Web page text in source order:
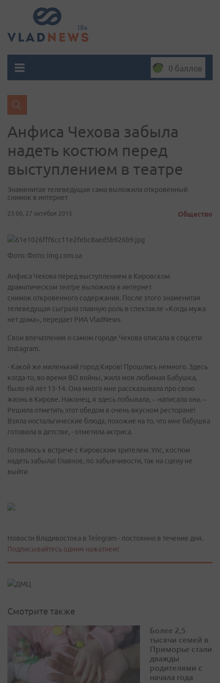
0 баллов
Анфиса Чехова забыла
надеть костюм перед
выступлением в театре
Знаменитая телеведущая сама выложила откровенный
снимок в интернет
23:00, 27 октября 2015 Общество
Фото: Фото: img.com.ua
Анфиса Чехова перед выступлением в Кировском
драматическом театре выложила в интернет
снимок откровенного содержания. После этого знаменитая
телеведущая сыграла главную роль в спектакле «Когда мужа
нет дома», передает РИА VladNews.
Свои впечатления о самом городе Чехова описала в соцсети
Instagram.
- Какой же миленький город Киров! Прошлись немного. Здесь
когда-то, во время ВО войны, жила моя любимая Бабушка,
было ей лет 13-14. Она много мне рассказывала про свою
жизнь в Кирове. Наконец, я здесь побывала, – написала она. –
Решила отметить этот обедом в очень вкусном ресторане!
Взяла ностальгические блюда, похожие на то, что мне бабушка
готовила в детстве, - отметила актриса.
Готовлюсь к встрече с Кировским зрителем. Упс, костюм
надеть забыла! Главное, по забывчивости, так на сцену не
выйти
Новости Владивостока в Telegram - постоянно в течение дня.
Подписывайтесь одним нажатием!
Смотрите также
Более 2,5
тысячи семей в
Приморье стали
дважды
родителями с
начала года